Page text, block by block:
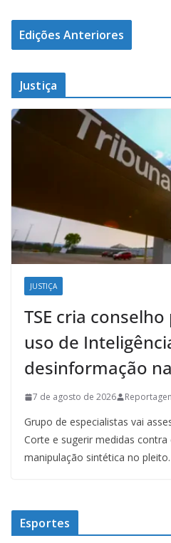
Edições Anteriores
Justiça
JUSTIÇA
TSE cria
uso de
desinformação
7 de agosto de 2026
Grupo de especialistas vai
Corte e sugerir medidas
manipulação sintética no pleito.
Esportes